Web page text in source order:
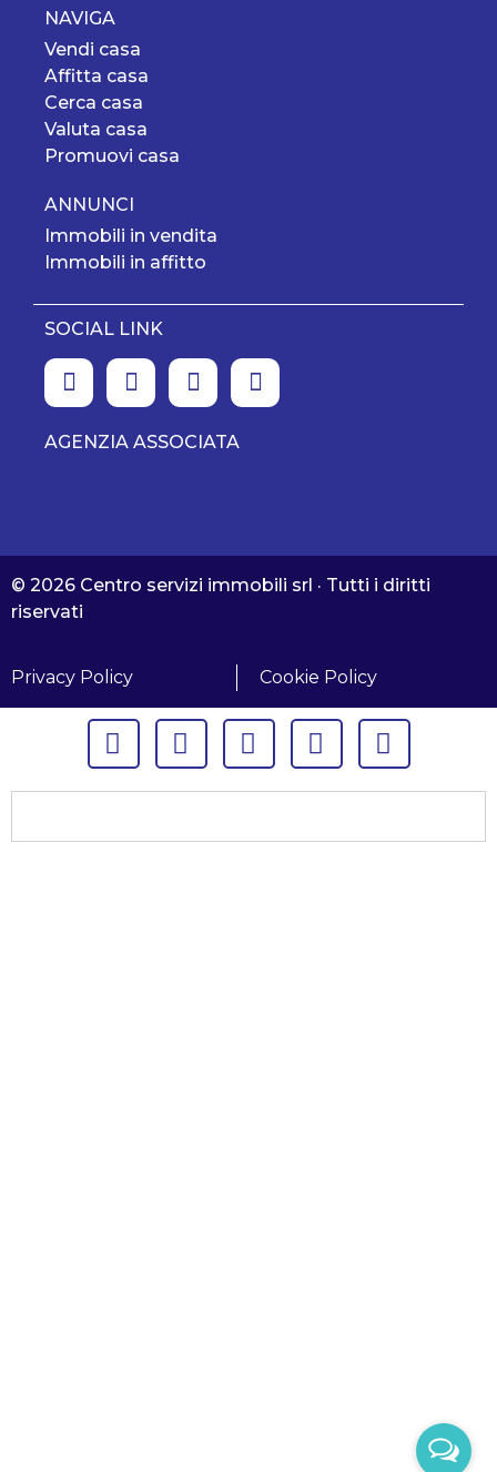
NAVIGA
Vendi casa
Affitta casa
Cerca casa
Valuta casa
Promuovi casa
ANNUNCI
Immobili in vendita
Immobili in affitto
SOCIAL LINK
AGENZIA ASSOCIATA
© 2026 Centro servizi immobili srl · Tutti i diritti
riservati
Privacy Policy Cookie Policy